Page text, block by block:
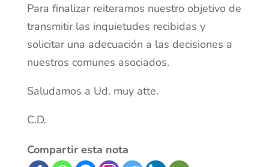
Para finalizar reiteramos nuestro objetivo de
transmitir las inquietudes recibidas y
solicitar una adecuación a las decisiones a
nuestros comunes asociados.
Saludamos a Ud. muy atte.
C.D.
Compartir esta nota